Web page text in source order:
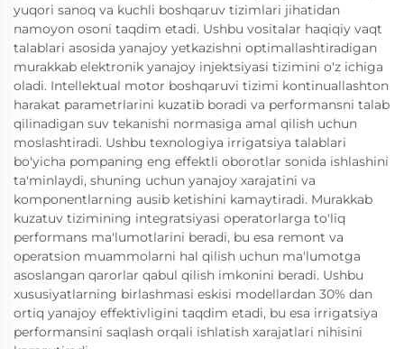
yuqori sanoq va kuchli boshqaruv tizimlari jihatidan
namoyon osoni taqdim etadi. Ushbu vositalar haqiqiy vaqt
talablari asosida yanajoy yetkazishni optimallashtiradigan
murakkab elektronik yanajoy injektsiyasi tizimini o'z ichiga
oladi. Intellektual motor boshqaruvi tizimi kontinuallashton
harakat parametrlarini kuzatib boradi va performansni talab
qilinadigan suv tekanishi normasiga amal qilish uchun
moslashtiradi. Ushbu texnologiya irrigatsiya talablari
bo'yicha pompaning eng effektli oborotlar sonida ishlashini
ta'minlaydi, shuning uchun yanajoy xarajatini va
komponentlarning ausib ketishini kamaytiradi. Murakkab
kuzatuv tizimining integratsiyasi operatorlarga to'liq
performans ma'lumotlarini beradi, bu esa remont va
operatsion muammolarni hal qilish uchun ma'lumotga
asoslangan qarorlar qabul qilish imkonini beradi. Ushbu
xususiyatlarning birlashmasi eskisi modellardan 30% dan
ortiq yanajoy effektivligini taqdim etadi, bu esa irrigatsiya
performansini saqlash orqali ishlatish xarajatlari nihisini